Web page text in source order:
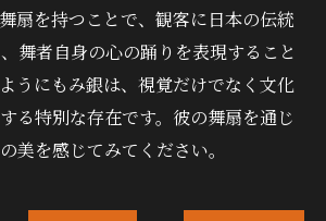
扇を持つことで、観客に日本の伝統
舞者自身の心の踊りを表現すること
うにもみ銀は、視覚だけでなく文化
る特別な存在です。彼の舞扇を通じ
美を感じてみてください。